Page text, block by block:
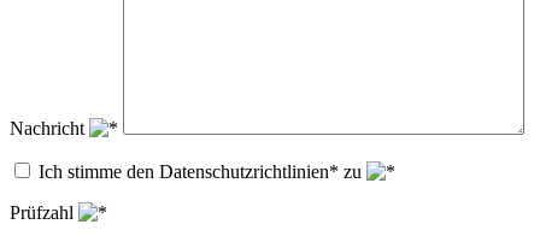
Nachricht
Ich stimme den Datenschutzrichtlinien* zu
Prüfzahl